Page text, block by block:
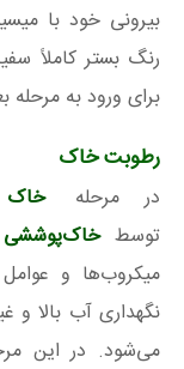
بیرونی خود با
رنگ بستر کاملاً
برای ورود به
رطوبت خاک
در مرحله
توسط خاک‌پوششی
میکروب‌ها و عوامل
می‌شود. در این